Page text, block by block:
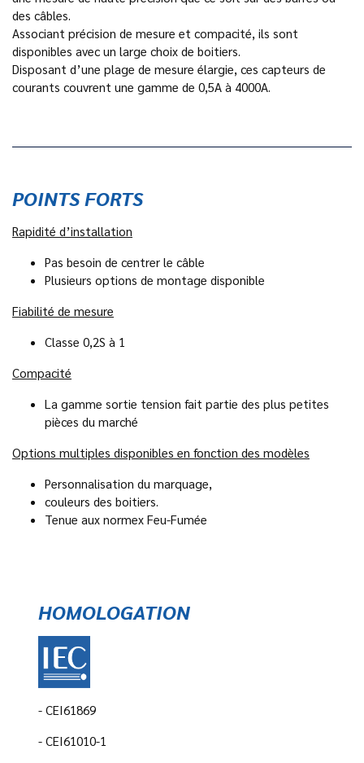
des câbles.
Associant précision de mesure et compacité, ils sont
disponibles avec un large choix de boitiers.
Disposant d’une plage de mesure élargie, ces capteurs de
courants couvrent une gamme de 0,5A à 4000A.
POINTS FORTS
Rapidité d’installation
Pas besoin de centrer le câble
Plusieurs options de montage disponible
Fiabilité de mesure
Classe 0,2S à 1
Compacité
La gamme sortie tension fait partie des plus petites
pièces du marché
Options multiples disponibles en fonction des modèles
Personnalisation du marquage,
couleurs des boitiers.
Tenue aux normex Feu-Fumée
HOMOLOGATION
- CEI61869
- CEI61010-1